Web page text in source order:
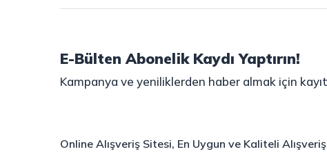
E-Bülten Abonelik Kaydı Yaptırın!
Kampanya ve yeniliklerden haber almak için
Online Alışveriş Sitesi, En Uygun ve Kaliteli